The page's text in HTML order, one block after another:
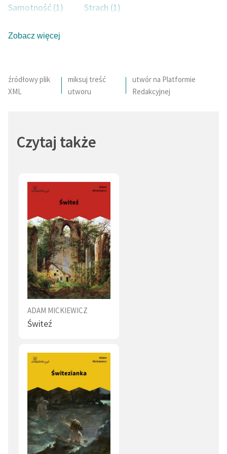
Samotność (1)
Strach (1)
Flirt (1)
Zobacz więcej
źródłowy plik
XML
miksuj treść
utworu
utwór na Platformie
Redakcyjnej
Czytaj także
ADAM MICKIEWICZ
Świteź